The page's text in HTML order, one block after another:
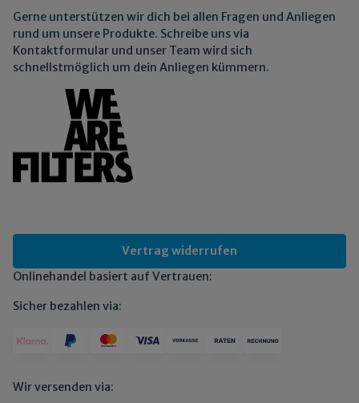
Gerne unterstützen wir dich bei allen Fragen und Anliegen
rund um unsere Produkte. Schreibe uns via
Kontaktformular und unser Team wird sich
schnellstmöglich um dein Anliegen kümmern.
Vertrag widerrufen
Onlinehandel basiert auf Vertrauen:
Sicher bezahlen via:
Wir versenden via: